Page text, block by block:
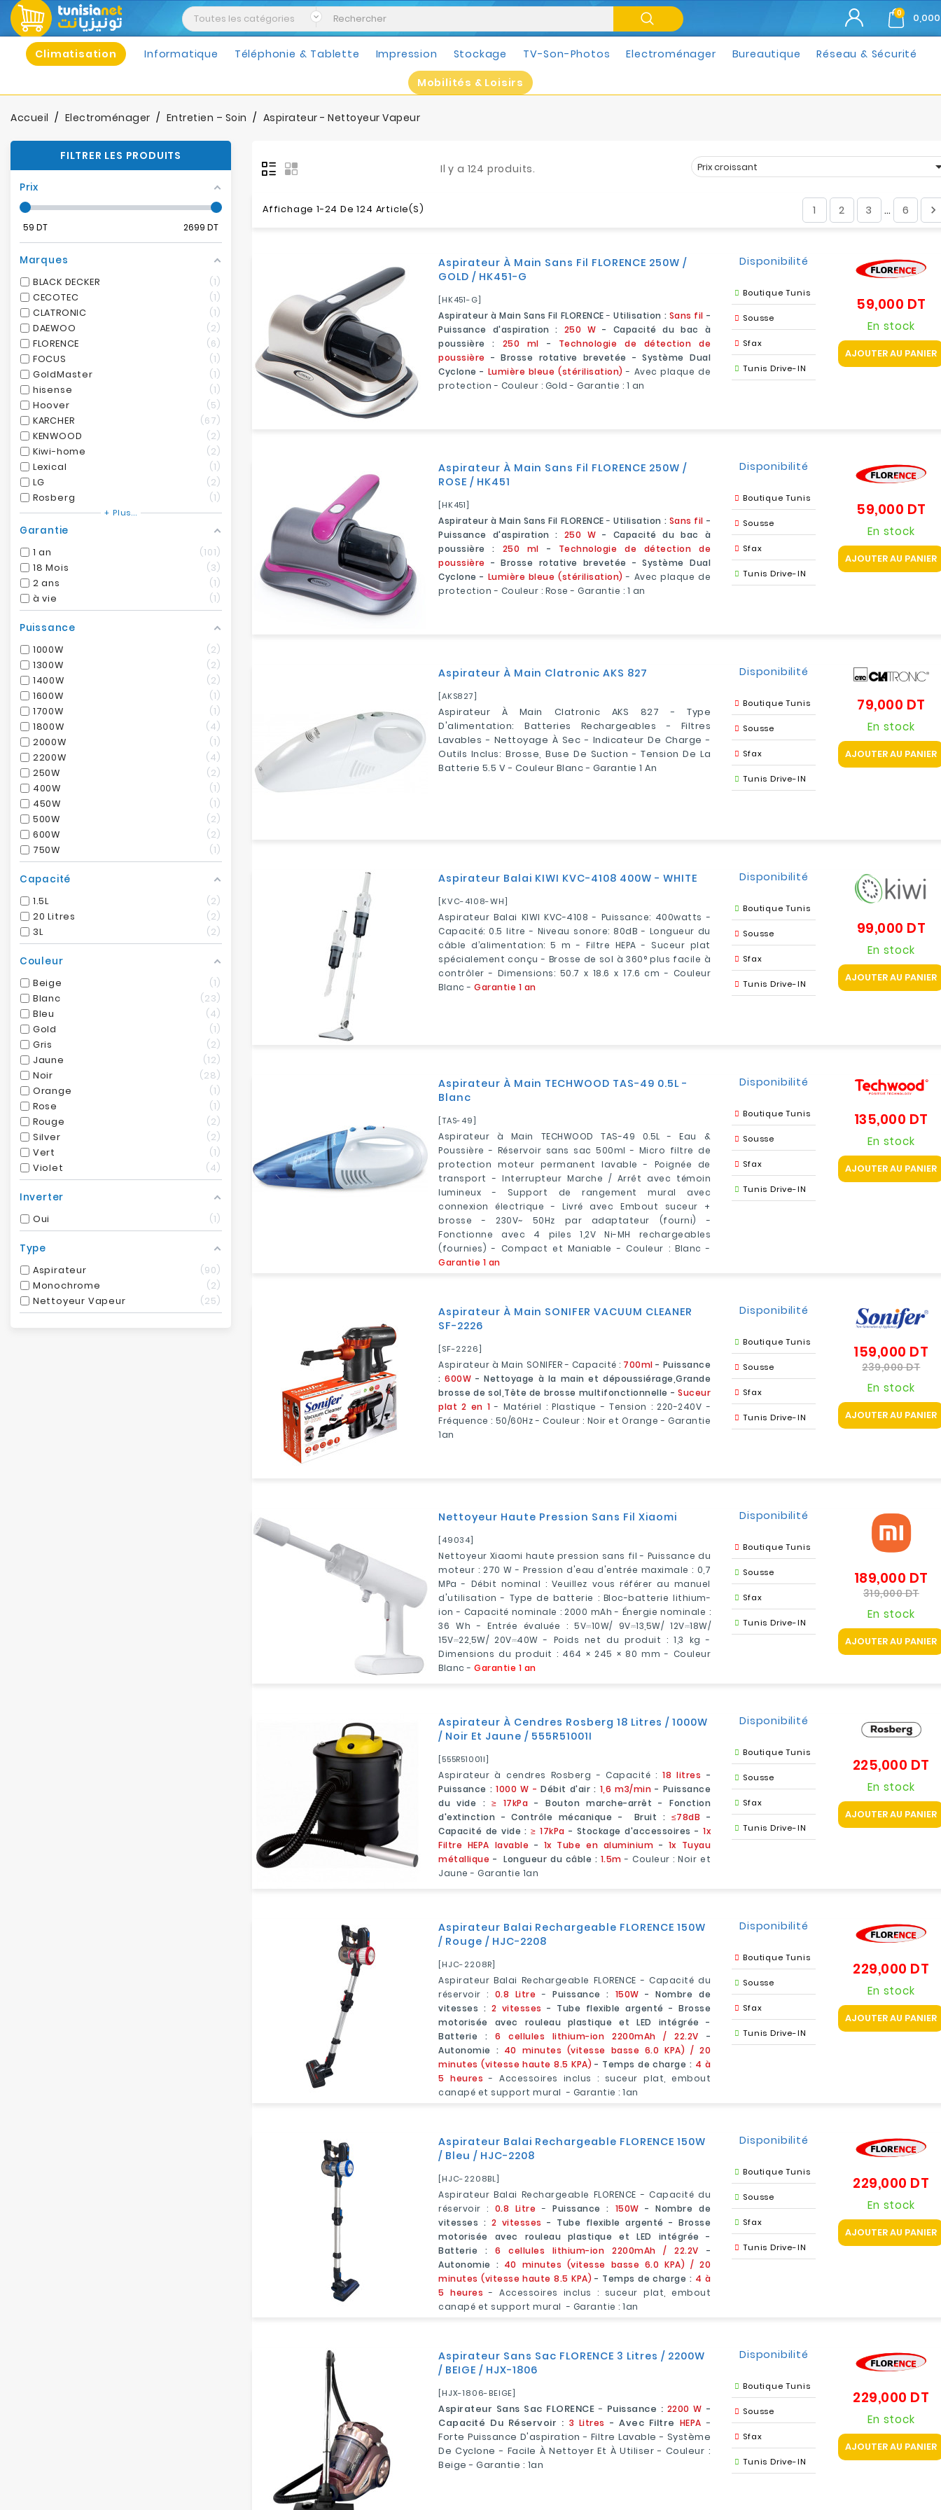
0
Climatisation Informatique Téléphonie & Tablette Impression Stockage TV-Son-Photos Electroménager Bureautique Réseau & Sécurité
Mobilités & Loisirs
Accueil Electroménager Entretien – Soin Aspirateur - Nettoyeur Vapeur
FILTRER LES PRODUITS
Prix
59 DT 2699 DT
Marques
BLACK DECKER
1
CECOTEC
1
CLATRONIC
1
DAEWOO
2
FLORENCE
6
FOCUS
1
GoldMaster
1
hisense
1
Hoover
5
KARCHER
67
KENWOOD
2
Kiwi-home
2
Lexical
1
LG
2
Rosberg
1
+ Plus...
Garantie
1 an
101
18 Mois
3
2 ans
1
à vie
1
Puissance
1000W
2
1300W
2
1400W
2
1600W
1
1700W
1
1800W
4
2000W
1
2200W
4
250W
2
400W
1
450W
1
500W
2
600W
2
750W
1
Capacité
1.5L
2
20 Litres
2
3L
2
Couleur
Beige
1
Blanc
23
Bleu
4
Gold
1
Gris
2
Jaune
12
Noir
28
Orange
1
Rose
1
Rouge
2
Silver
2
Vert
1
Violet
4
Inverter
Oui 1
Type
Aspirateur
90
Monochrome
2
Nettoyeur Vapeur
25
Il y a 124 produits. Prix croissant
Affichage 1-24 De 124 Article(s) 1 2 3 … 6 
Aspirateur À Main Sans Fil FLORENCE 250W /
GOLD / HK451-G
[HK451-G]
Aspirateur à Main Sans Fil FLORENCE- Utilisation : Sans fil -
Puissance d'aspiration :
250 W - Capacité du bac à
poussière : 250 ml - Technologie de détection de
poussière - Brosse rotative brevetée - Système Dual
Cyclone - Lumière bleue (stérilisation) - Avec plaque de
protection - Couleur : Gold - Garantie : 1 an
Disponibilité
Boutique Tunis
Sousse
Sfax
Tunis Drive-IN
59,000 DT
En stock
AJOUTER AU PANIER
Aspirateur À Main Sans Fil FLORENCE 250W /
ROSE / HK451
[HK451]
Aspirateur à Main Sans Fil FLORENCE- Utilisation : Sans fil -
Puissance d'aspiration :
250 W - Capacité du bac à
poussière : 250 ml - Technologie de détection de
poussière - Brosse rotative brevetée - Système Dual
Cyclone - Lumière bleue (stérilisation) - Avec plaque de
protection - Couleur : Rose - Garantie : 1 an
Disponibilité
Boutique Tunis
Sousse
Sfax
Tunis Drive-IN
59,000 DT
En stock
AJOUTER AU PANIER
Aspirateur À Main Clatronic AKS 827
[AKS827]
Aspirateur À Main Clatronic AKS 827 - Type
D'alimentation: Batteries Rechargeables - Filtres
Lavables - Nettoyage À Sec - Indicateur De Charge -
Outils Inclus: Brosse, Buse De Suction - Tension De La
Batterie 5.5 V - Couleur Blanc - Garantie 1 An
Disponibilité
Boutique Tunis
Sousse
Sfax
Tunis Drive-IN
79,000 DT
En stock
AJOUTER AU PANIER
Aspirateur Balai KIWI KVC-4108 400W - WHITE
[KVC-4108-WH]
Aspirateur Balai KIWI KVC-4108 - Puissance: 400watts -
Capacité: 0.5 litre - Niveau sonore: 80dB - Longueur du
câble d’alimentation: 5 m - Filtre HEPA - Suceur plat
spécialement conçu - Brosse de sol à 360° plus facile à
contrôler - ‎Dimensions: 50.7 x 18.6 x 17.6 cm - Couleur
Blanc -Garantie 1 an
Disponibilité
Boutique Tunis
Sousse
Sfax
Tunis Drive-IN
99,000 DT
En stock
AJOUTER AU PANIER
Aspirateur À Main TECHWOOD TAS-49 0.5L -
Blanc
[TAS-49]
Aspirateur à Main TECHWOOD TAS-49 0.5L - Eau &
Poussière - Réservoir sans sac 500ml - Micro filtre de
protection moteur permanent lavable - Poignée de
transport - Interrupteur Marche / Arrêt avec témoin
lumineux - Support de rangement mural avec
connexion électrique - Livré avec Embout suceur +
brosse - 230V~ 50Hz par adaptateur (fourni) -
Fonctionne avec 4 piles 1,2V Ni-MH rechargeables
(fournies) - Compact et Maniable - Couleur : Blanc -
Garantie 1 an
Disponibilité
Boutique Tunis
Sousse
Sfax
Tunis Drive-IN
135,000 DT
En stock
AJOUTER AU PANIER
Aspirateur À Main SONIFER VACUUM CLEANER
SF-2226
[SF-2226]
Aspirateur à Main SONIFER - Capacité : 700ml - Puissance
:600W - Nettoyage à la main et dépoussiérage,Grande
brosse de sol,Tête de brosse multifonctionnelle - Suceur
plat 2 en 1 - Matériel : Plastique - Tension : 220-240V -
Fréquence : 50/60Hz - Couleur : Noir et Orange - Garantie
1an
Disponibilité
Boutique Tunis
Sousse
Sfax
Tunis Drive-IN
159,000 DT
239,000 DTPrix
En stock
AJOUTER AU PANIER
Nettoyeur Haute Pression Sans Fil Xiaomi
[49034]
Nettoyeur Xiaomi haute pression sans fil - Puissance du
moteur : 270 W - Pression d'eau d'entrée maximale : 0,7
MPa - Débit nominal : Veuillez vous référer au manuel
d'utilisation - Type de batterie : Bloc-batterie lithium-
ion - Capacité nominale : 2000 mAh - Énergie nominale :
36 Wh - Entrée évaluée : 5V⎓10W/ 9V⎓13,5W/ 12V⎓18W/
15V⎓22,5W/ 20V⎓40W - Poids net du produit : 1,3 kg -
Dimensions du produit : 464 × 245 × 80 mm - Couleur
Blanc -Garantie 1 an
Disponibilité
Boutique Tunis
Sousse
Sfax
Tunis Drive-IN
189,000 DT
319,000 DTPrix
En stock
AJOUTER AU PANIER
Aspirateur À Cendres Rosberg 18 Litres / 1000W
/ Noir Et Jaune / 555R51001I
[555R51001I]
Aspirateur à cendres Rosberg - Capacité :18 litres -
Puissance : 1000 W - Débit d'air : 1,6 m3/min - Puissance
du vide :≥ 17kPa - Bouton marche-arrêt - Fonction
d'extinction - Contrôle mécanique - Bruit : ≤78dB -
Capacité de vide :≥ 17kPa - Stockage d'accessoires - 1x
Filtre HEPA lavable - 1x Tube en aluminium - 1x Tuyau
métallique - Longueur du câble : 1.5m - Couleur : Noir et
Jaune - Garantie 1an
Disponibilité
Boutique Tunis
Sousse
Sfax
Tunis Drive-IN
225,000 DT
En stock
AJOUTER AU PANIER
Aspirateur Balai Rechargeable FLORENCE 150W
/ Rouge / HJC-2208
[HJC-2208R]
Aspirateur Balai Rechargeable FLORENCE - Capacité du
réservoir : 0.8 Litre - Puissance : 150W - Nombre de
vitesses : 2 vitesses - Tube flexible argenté - Brosse
motorisée avec rouleau plastique et LED intégrée -
Batterie :6 cellules lithium-ion 2200mAh / 22.2V -
Autonomie : 40 minutes (vitesse basse 6.0 KPA) / 20
minutes (vitesse haute 8.5 KPA) - Temps de charge : 4 à
5 heures - Accessoires inclus : suceur plat, embout
canapé et support mural - Garantie : 1an
Disponibilité
Boutique Tunis
Sousse
Sfax
Tunis Drive-IN
229,000 DT
En stock
AJOUTER AU PANIER
Aspirateur Balai Rechargeable FLORENCE 150W
/ Bleu / HJC-2208
[HJC-2208BL]
Aspirateur Balai Rechargeable FLORENCE - Capacité du
réservoir : 0.8 Litre - Puissance : 150W - Nombre de
vitesses : 2 vitesses - Tube flexible argenté - Brosse
motorisée avec rouleau plastique et LED intégrée -
Batterie :6 cellules lithium-ion 2200mAh / 22.2V -
Autonomie : 40 minutes (vitesse basse 6.0 KPA) / 20
minutes (vitesse haute 8.5 KPA) - Temps de charge : 4 à
5 heures - Accessoires inclus : suceur plat, embout
canapé et support mural - Garantie : 1an
Disponibilité
Boutique Tunis
Sousse
Sfax
Tunis Drive-IN
229,000 DT
En stock
AJOUTER AU PANIER
Aspirateur Sans Sac FLORENCE 3 Litres / 2200W
/ BEIGE / HJX-1806
[HJX-1806-BEIGE]
Aspirateur Sans Sac FLORENCE - Puissance : 2200 W -
Capacité Du Réservoir : 3 Litres - Avec Filtre HEPA -
Forte Puissance D'aspiration - Filtre Lavable - Système
De Cyclone - Facile À Nettoyer Et À Utiliser - Couleur :
Beige - Garantie : 1an
Disponibilité
Boutique Tunis
Sousse
Sfax
Tunis Drive-IN
229,000 DT
En stock
AJOUTER AU PANIER